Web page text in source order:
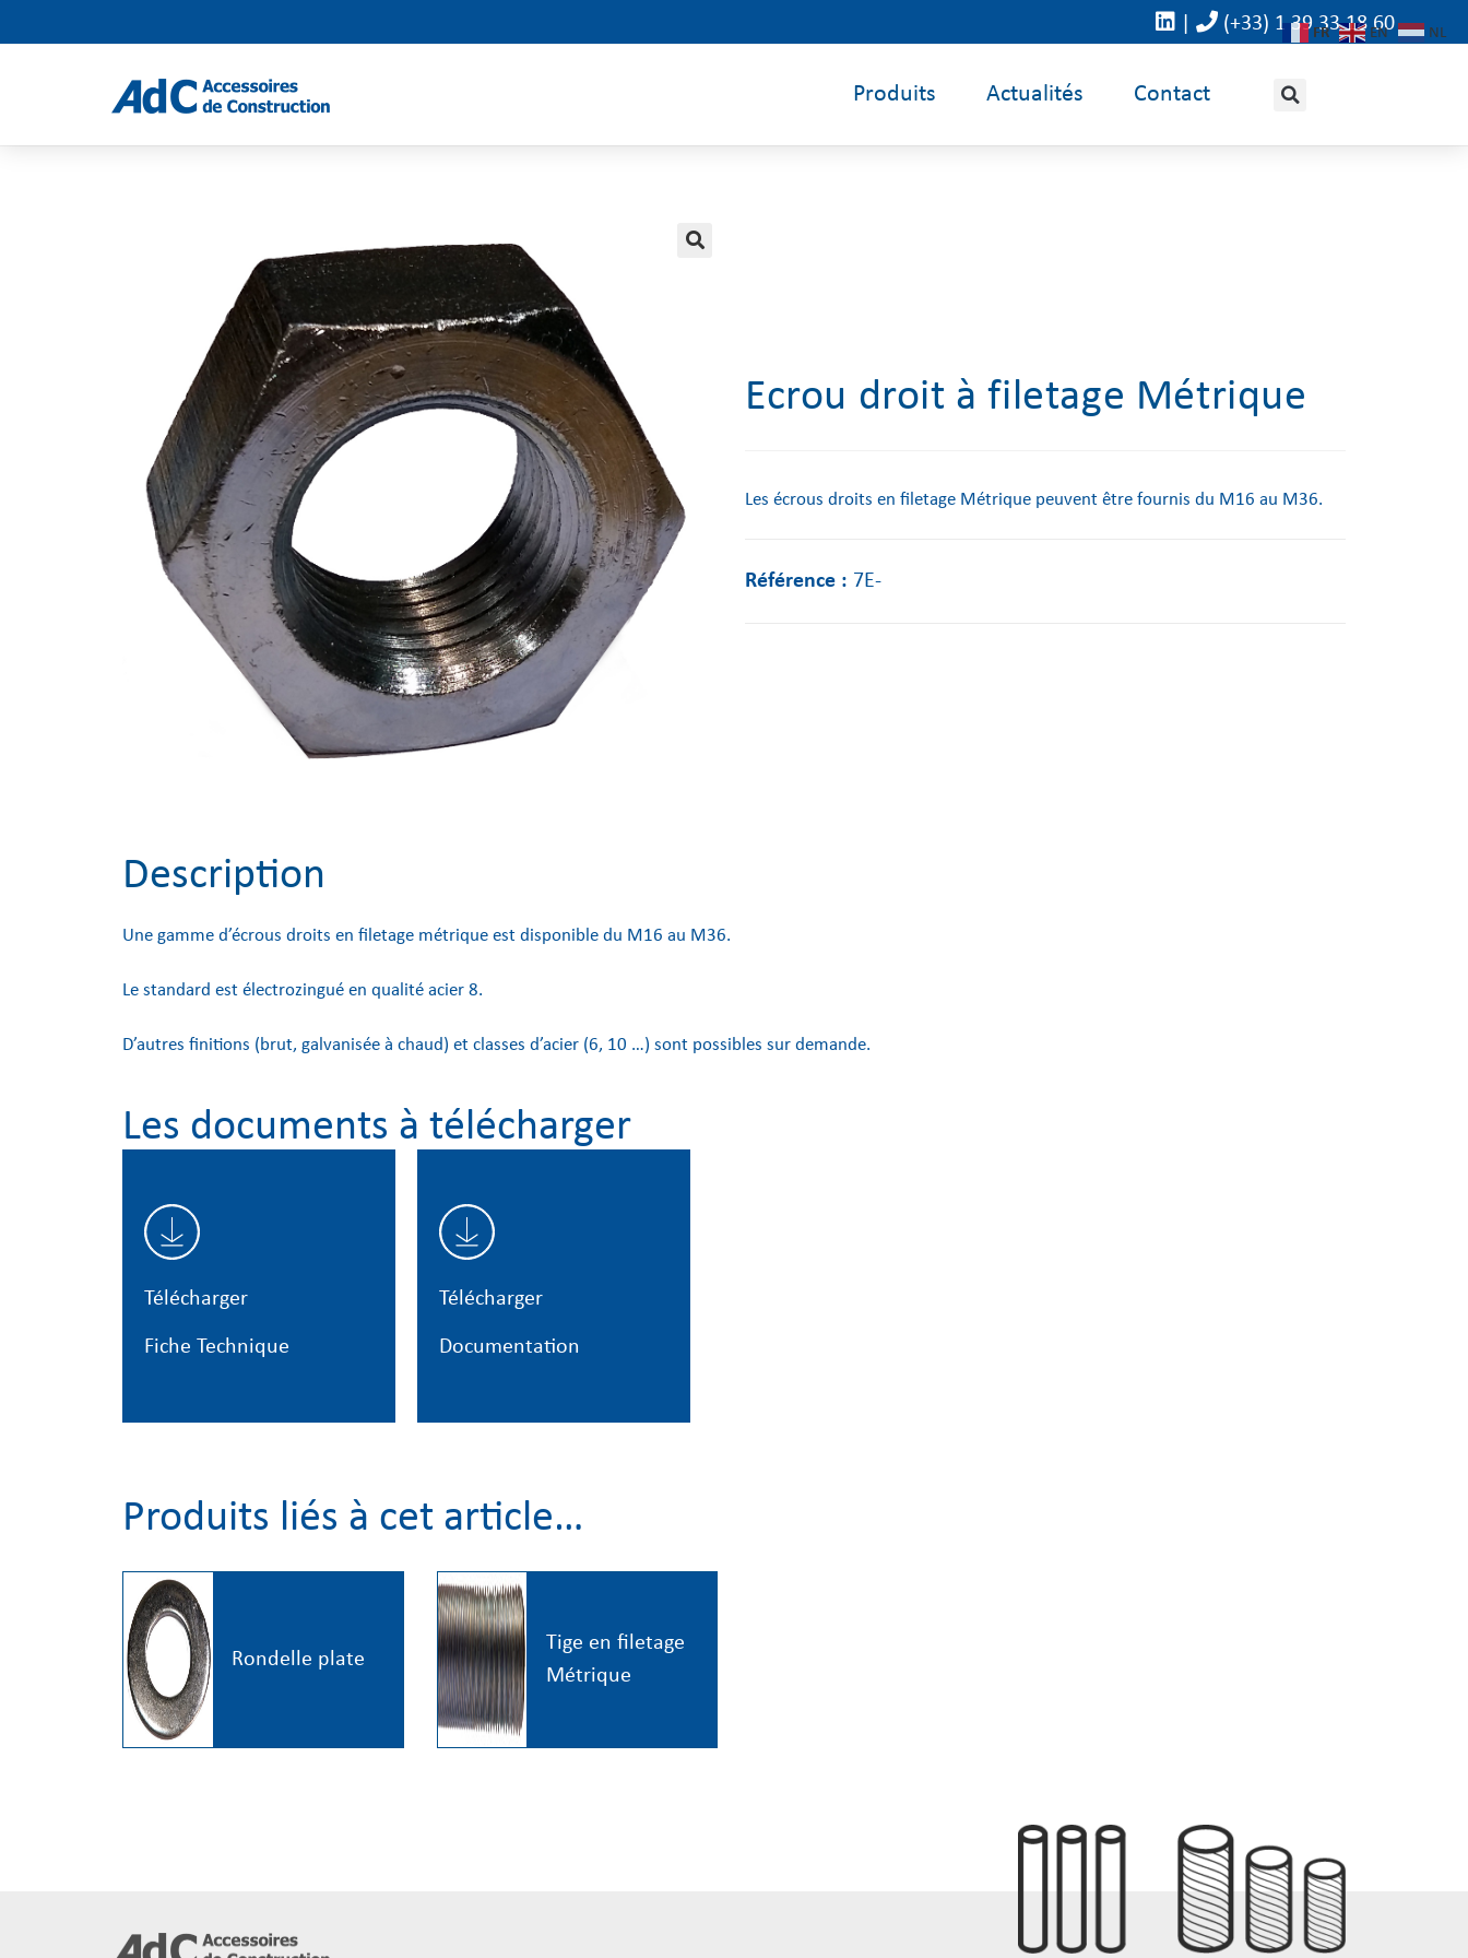
(+33) 1 39 33 18 60
Produits Actualités Contact
Ecrou droit à filetage Métrique
Les écrous droits en filetage Métrique peuvent être fournis du M16 au M36.
Référence : 7E-
Description
Une gamme d’écrous droits en filetage métrique est disponible du M16 au M36.
Le standard est électrozingué en qualité acier 8.
D’autres finitions (brut, galvanisée à chaud) et classes d’acier (6, 10 …) sont possibles sur demande.
Les documents à télécharger
Télécharger
Fiche Technique
Télécharger
Documentation
Produits liés à cet article…
Rondelle plate
Tige en filetage
Métrique
FR EN NL